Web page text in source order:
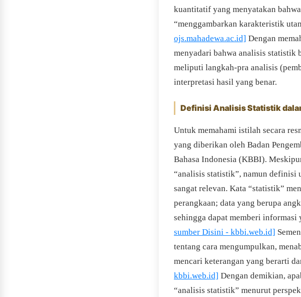
kuantitatif yang menyatakan
“menggambarkan karakteristik
ojs.mahadewa.ac.id] Dengan
menyadari bahwa analisis statistik
meliputi langkah-pra analisis
interpretasi hasil yang benar.
Definisi Analisis Statistik
Untuk memahami istilah secara
yang diberikan oleh Badan
Bahasa Indonesia (KBBI).
“analisis statistik”, namun definisi
sangat relevan. Kata “statistik”
perangkaan; data yang berupa
sehingga dapat memberi informasi
sumber Disini - kbbi.web.id]
tentang cara mengumpulkan,
mencari keterangan yang berarti
kbbi.web.id] Dengan demikian,
“analisis statistik” menurut